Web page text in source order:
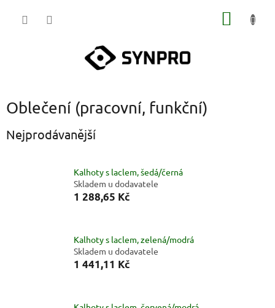
Oblečení (pracovní, funkční)
Nejprodávanější
Kalhoty s laclem, šedá/černá
Skladem u dodavatele
1 288,65 Kč
Kalhoty s laclem, zelená/modrá
Skladem u dodavatele
1 441,11 Kč